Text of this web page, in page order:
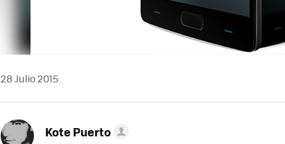
28 Julio 2015
Kote Puerto